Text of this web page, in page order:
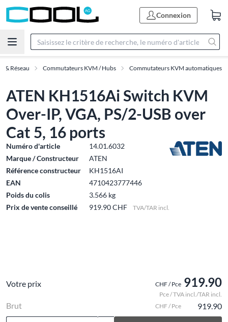
Connexion
& Réseau Commutateurs KVM / Hubs Commutateurs KVM automatiques
ATEN KH1516Ai Switch KVM
Over-IP, VGA, PS/2-USB over
Cat 5, 16 ports
Numéro d'article
14.01.6032
Marque / Constructeur
ATEN
Référence constructeur
KH1516AI
EAN
4710423777446
Poids du colis
3.566 kg
Prix de vente conseillé
919.90 CHF TVA/TAR incl.
Votre prix CHF / Pce 919.90
Pce / TVA incl./TAR incl.
Brut CHF / Pce 919.90